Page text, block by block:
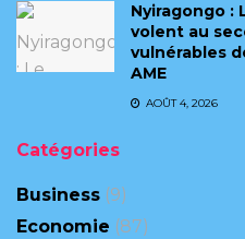
‎Nyiragongo :
volent au
vulnérables
AME‎‎
AOÛT 4, 2026
Catégories
Business (9)
Economie (87)